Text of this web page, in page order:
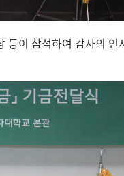
이 참석하여 감사의